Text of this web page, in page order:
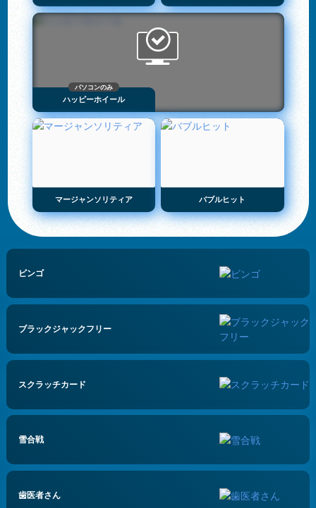
パソコンのみ
ハッピーホイール
マージャンソリティア バブルヒット
ビンゴ
ブラックジャックフリー
スクラッチカード
雪合戦
歯医者さん